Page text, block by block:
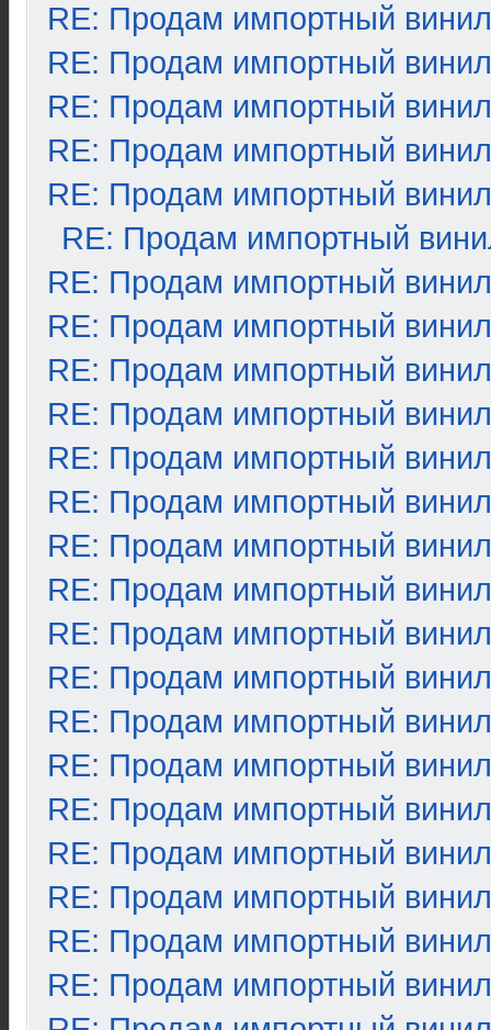
RE: Продам импортный винил
RE: Продам импортный винил
RE: Продам импортный винил
RE: Продам импортный винил
RE: Продам импортный винил
RE: Продам импортный
RE: Продам импортный винил
RE: Продам импортный винил
RE: Продам импортный винил
RE: Продам импортный винил
RE: Продам импортный винил
RE: Продам импортный винил
RE: Продам импортный винил
RE: Продам импортный винил
RE: Продам импортный винил
RE: Продам импортный винил
RE: Продам импортный винил
RE: Продам импортный винил
RE: Продам импортный винил
RE: Продам импортный винил
RE: Продам импортный винил
RE: Продам импортный винил
RE: Продам импортный винил